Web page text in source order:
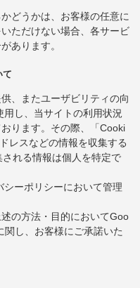
どうかは、お客様の任意に
ただけない場合、各サービ
あります。
て
、またユーザビリティの向
用し、当サイトの利用状況
ります。その際、「Cooki
レスなどの情報を収集する
れる情報は個人を特定で
ーポリシーにおいて管理
の方法・目的においてGoo
し、お客様にご承諾いた